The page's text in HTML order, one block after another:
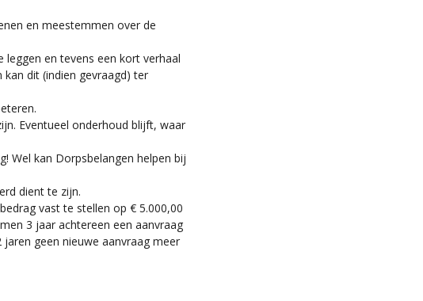
en meestemmen over de
leggen en tevens een kort verhaal
kan dit (indien gevraagd) ter
Eventueel onderhoud blijft, waar
Wel kan Dorpsbelangen helpen bij
dient te zijn.
vast te stellen op € 5.000,00
3 jaar achtereen een aanvraag
geen nieuwe aanvraag meer